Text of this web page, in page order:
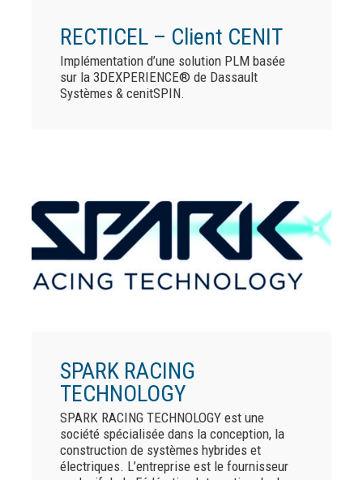
RECTICEL – Client CENIT
Implémentation d’une solution PLM basée
sur la 3DEXPERIENCE® de Dassault
Systèmes & cenitSPIN.
SPARK RACING
TECHNOLOGY
SPARK RACING TECHNOLOGY est une
société spécialisée dans la conception, la
construction de systèmes hybrides et
électriques. L’entreprise est le fournisseur